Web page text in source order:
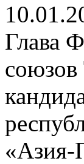
Глава
«Азия-